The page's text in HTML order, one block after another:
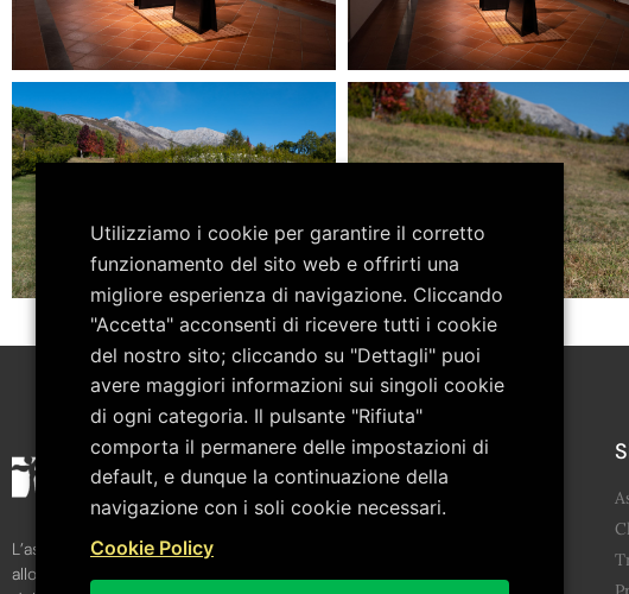
L’associazione è stata costituita nel febbraio del 2008
allo scopo di favorire la crescita culturale del territorio
Utilizziamo i cookie per garantire il corretto
funzionamento del sito web e offrirti una
migliore esperienza di navigazione. Cliccando
"Accetta" acconsenti di ricevere tutti i cookie
del nostro sito; cliccando su "Dettagli" puoi
avere maggiori informazioni sui singoli cookie
di ogni categoria. Il pulsante "Rifiuta"
comporta il permanere delle impostazioni di
default, e dunque la continuazione della
navigazione con i soli cookie necessari.
Cookie Policy